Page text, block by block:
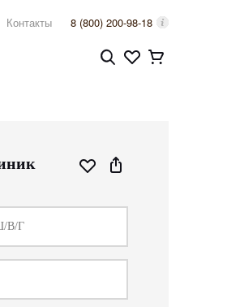
Контакты 8 (800) 200-98-18